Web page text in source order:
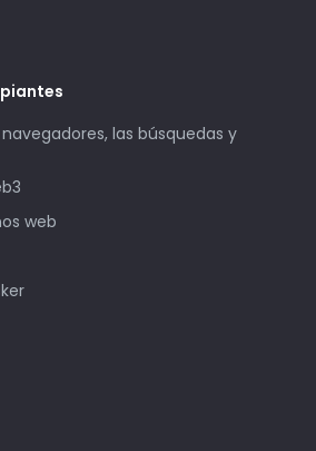
las búsquedas y
web